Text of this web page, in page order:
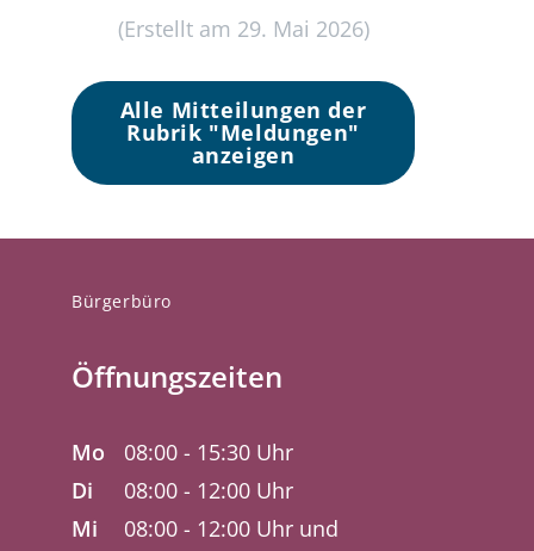
(Erstellt am 29. Mai 2026)
Alle Mitteilungen der
Rubrik "Meldungen"
anzeigen
Bürgerbüro
Öffnungszeiten
Mo
08:00 - 15:30 Uhr
Di
08:00 - 12:00 Uhr
Mi
08:00 - 12:00 Uhr und